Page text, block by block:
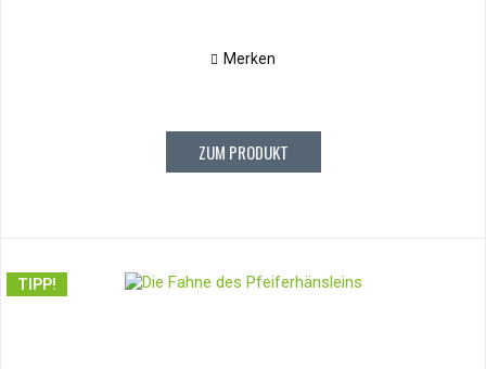
Merken
ZUM PRODUKT
TIPP!